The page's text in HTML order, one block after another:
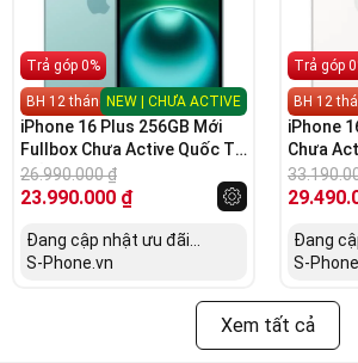
Trả góp 0%
BH 12 tháng NEW | CHƯA ACTIVE
iPhone 16 Plus 256GB Mới
Fullbox Chưa Active Quốc Tế
(Bản Mỹ LL/A)
26.990.000₫
23.990.000 ₫
Đang cập nhật ưu đãi...
S-Phone.vn
Trả góp
BH 12
iPhone
Chưa
Đang
S-
Xem tất cả